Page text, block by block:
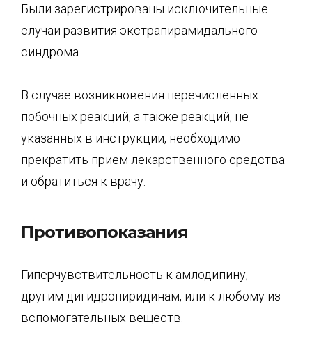
Были зарегистрированы исключительные
случаи развития экстрапирамидального
синдрома.
В случае возникновения перечисленных
побочных реакций, а также реакций, не
указанных в инструкции, необходимо
прекратить прием лекарственного средства
и обратиться к врачу.
Противопоказания
Гиперчувствительность к амлодипину,
другим дигидропиридинам, или к любому из
вспомогательных веществ.